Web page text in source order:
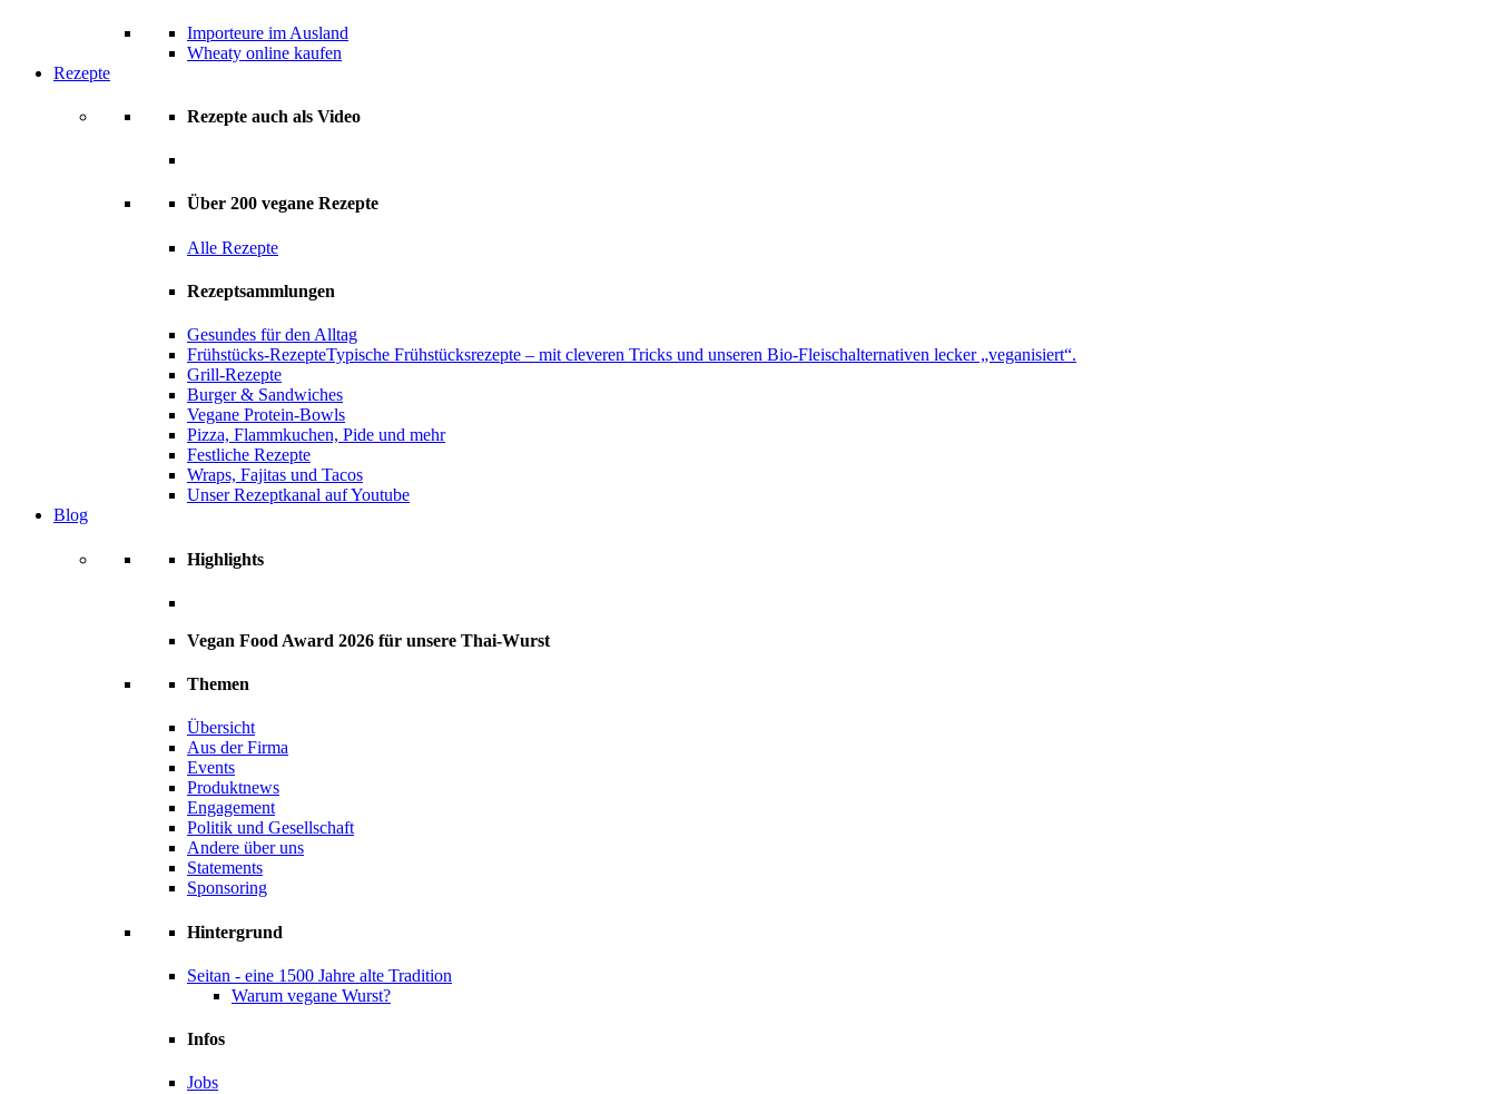
Importeure im Ausland
Wheaty online kaufen
Rezepte
Rezepte auch als Video
Über 200 vegane Rezepte
Alle Rezepte
Rezeptsammlungen
Gesundes für den Alltag
Frühstücks-RezepteTypische Frühstücksrezepte – mit cleveren Tricks und unseren Bio-Fleischalternativen lecker „veganisiert“.
Grill-Rezepte
Burger & Sandwiches
Vegane Protein-Bowls
Pizza, Flammkuchen, Pide und mehr
Festliche Rezepte
Wraps, Fajitas und Tacos
Unser Rezeptkanal auf Youtube
Blog
Highlights
Vegan Food Award 2026 für unsere Thai-Wurst
Themen
Übersicht
Aus der Firma
Events
Produktnews
Engagement
Politik und Gesellschaft
Andere über uns
Statements
Sponsoring
Hintergrund
Seitan - eine 1500 Jahre alte Tradition
Warum vegane Wurst?
Infos
Jobs